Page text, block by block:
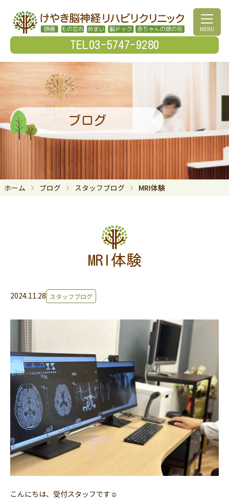
TEL03-5747-9280
MENU
ブログ
ホーム ブログ スタッフブログ MRI体験
MRI体験
2024.11.28 スタッフブログ
こんにちは、受付スタッフです☺